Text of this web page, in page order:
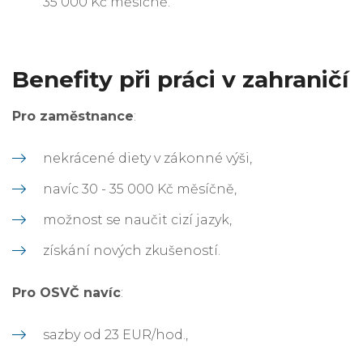
Benefity při práci v zahraničí
Pro zaměstnance:
nekrácené diety v zákonné výši,
navíc 30 - 35 000 Kč měsíčně,
možnost se naučit cizí jazyk,
získání nových zkušeností.
Pro OSVČ navíc:
sazby od 23 EUR/hod.,